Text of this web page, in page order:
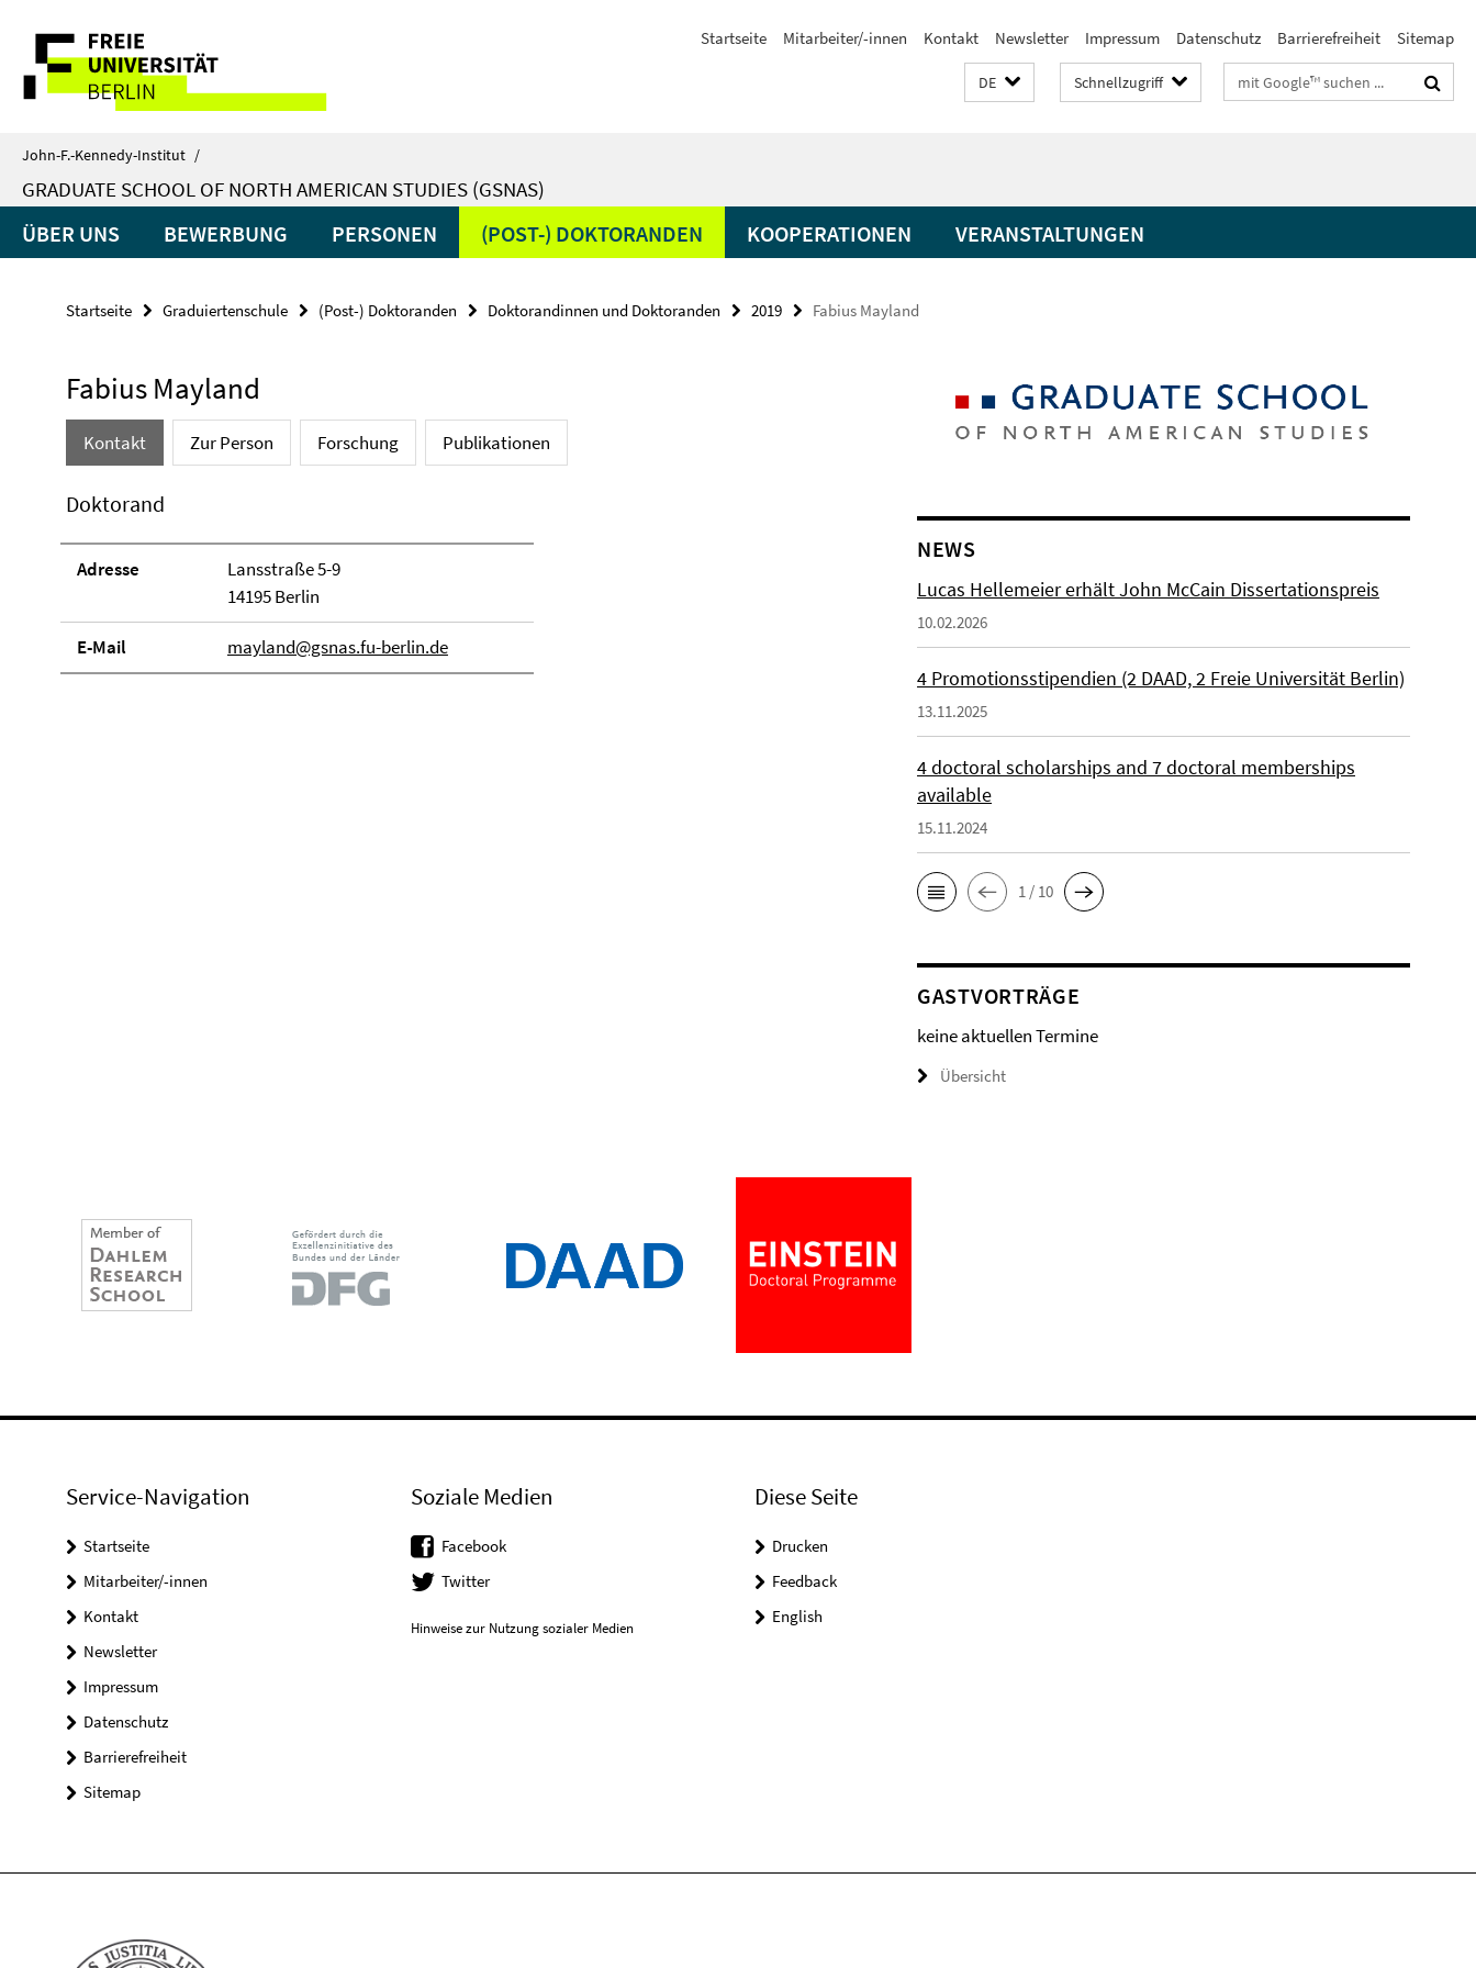
direkt
Inhalt
Service-
Navigation
Startseite Mitarbeiter/-innen Kontakt Newsletter Impressum Datenschutz Barrierefreiheit Sitemap
DE Schnellzugriff Suchbegriffe
John-F.-Kennedy-Institut /
GRADUATE SCHOOL OF NORTH AMERICAN STUDIES (GSNAS)
ÜBER UNS BEWERBUNG PERSONEN (POST-) DOKTORANDEN KOOPERATIONEN VERANSTALTUNGEN
Startseite Graduiertenschule (Post-) Doktoranden Doktorandinnen und Doktoranden 2019 Fabius Mayland
Fabius Mayland
Kontakt Zur Person Forschung Publikationen
Doktorand
Adresse
Lansstraße 5-9
14195 Berlin
E-Mail mayland@gsnas.fu-berlin.de
NEWS
Lucas Hellemeier erhält John McCain Dissertationspreis
10.02.2026
4 Promotionsstipendien (2 DAAD, 2 Freie Universität Berlin)
13.11.2025
4 doctoral scholarships and 7 doctoral memberships
available
15.11.2024
1 / 10
GASTVORTRÄGE
keine aktuellen Termine
Übersicht
Service-Navigation
Startseite
Mitarbeiter/-innen
Kontakt
Newsletter
Impressum
Datenschutz
Barrierefreiheit
Sitemap
Soziale Medien
Facebook
Twitter
Hinweise zur Nutzung sozialer Medien
Diese Seite
Drucken
Feedback
English